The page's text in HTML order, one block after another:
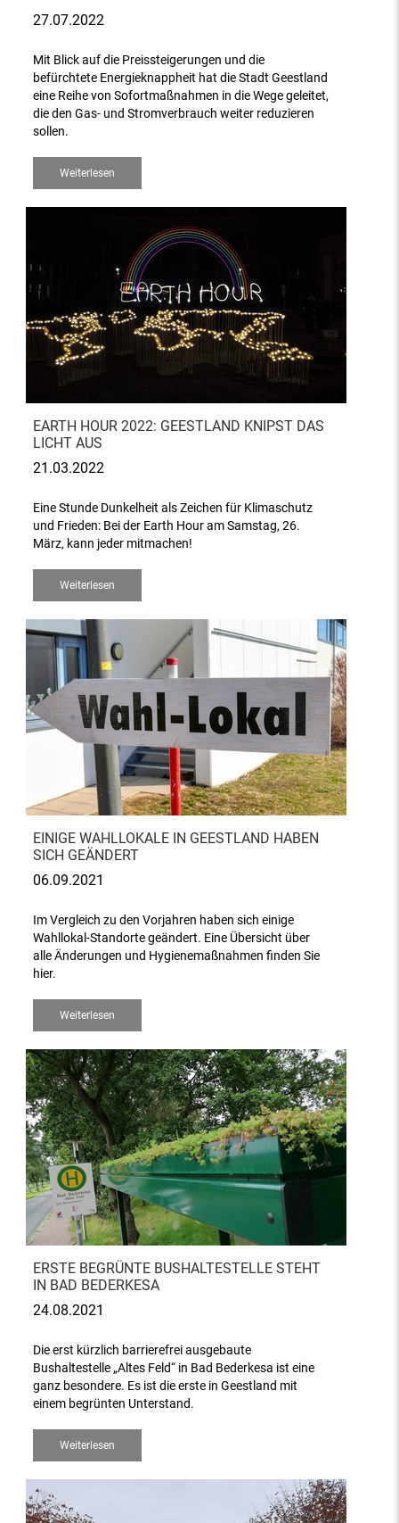
27.07.2022
Mit Blick auf die Preissteigerungen und die
befürchtete Energieknappheit hat die Stadt Geestland
eine Reihe von Sofortmaßnahmen in die Wege geleitet,
die den Gas- und Stromverbrauch weiter reduzieren
sollen.
Weiterlesen
EARTH HOUR 2022: GEESTLAND KNIPST DAS
LICHT AUS
21.03.2022
Eine Stunde Dunkelheit als Zeichen für Klimaschutz
und Frieden: Bei der Earth Hour am Samstag, 26.
März, kann jeder mitmachen!
Weiterlesen
EINIGE WAHLLOKALE IN GEESTLAND HABEN
SICH GEÄNDERT
06.09.2021
Im Vergleich zu den Vorjahren haben sich einige
Wahllokal-Standorte geändert. Eine Übersicht über
alle Änderungen und Hygienemaßnahmen finden Sie
hier.
Weiterlesen
ERSTE BEGRÜNTE BUSHALTESTELLE STEHT
IN BAD BEDERKESA
24.08.2021
Die erst kürzlich barrierefrei ausgebaute
Bushaltestelle „Altes Feld“ in Bad Bederkesa ist eine
ganz besondere. Es ist die erste in Geestland mit
einem begrünten Unterstand.
Weiterlesen